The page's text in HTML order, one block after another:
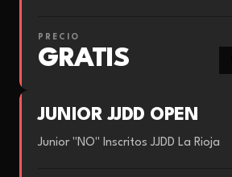
PRECIO
GRATIS
JUNIOR JJDD OPEN
Junior "NO" Inscritos JJDD La Rioja